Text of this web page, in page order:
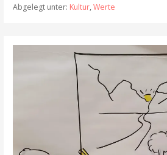
Abgelegt unter: Kultur, Werte